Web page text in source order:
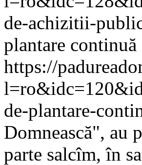
de-achizitii-
plantare continuă
https://
de-plantare-
Domnească", au
parte salcîm, în